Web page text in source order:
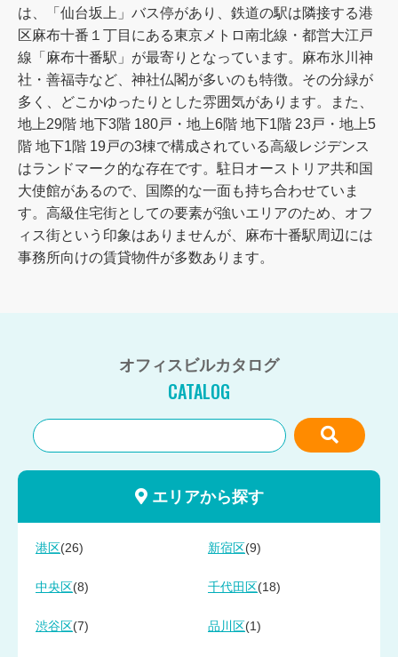
は、「仙台坂上」バス停があり、鉄道の駅は隣接する港
区麻布十番１丁目にある東京メトロ南北線・都営大江戸
線「麻布十番駅」が最寄りとなっています。麻布氷川神
社・善福寺など、神社仏閣が多いのも特徴。その分緑が
多く、どこかゆったりとした雰囲気があります。また、
地上29階 地下3階 180戸・地上6階 地下1階 23戸・地上5
階 地下1階 19戸の3棟で構成されている高級レジデンス
はランドマーク的な存在です。駐日オーストリア共和国
大使館があるので、国際的な一面も持ち合わせていま
す。高級住宅街としての要素が強いエリアのため、オフ
ィス街という印象はありませんが、麻布十番駅周辺には
事務所向けの賃貸物件が多数あります。
オフィスビルカタログ
CATALOG
エリアから探す
港区 (26) 新宿区 (9)
中央区 (8) 千代田区 (18)
渋谷区 (7) 品川区 (1)